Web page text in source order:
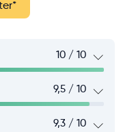
*
10 / 10
9,5 / 10
9,3 / 10